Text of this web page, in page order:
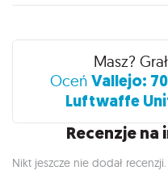
Recenzje
Masz?
Oceń Vallejo:
Luftwaffe
Recenzje
Nikt jeszcze nie dodał recenzji.